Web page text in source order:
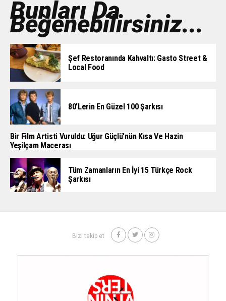
Bunları Da
Beğenebilirsiniz...
Şef Restoranında Kahvaltı: Gasto Street &
Local Food
80’lerin En Güzel 100 Şarkısı
Bir Film Artisti Vuruldu: Uğur Güçlü’nün Kısa Ve Hazin
Yeşilçam Macerası
Tüm Zamanların En İyi 15 Türkçe Rock
Şarkısı
Bizi takip et